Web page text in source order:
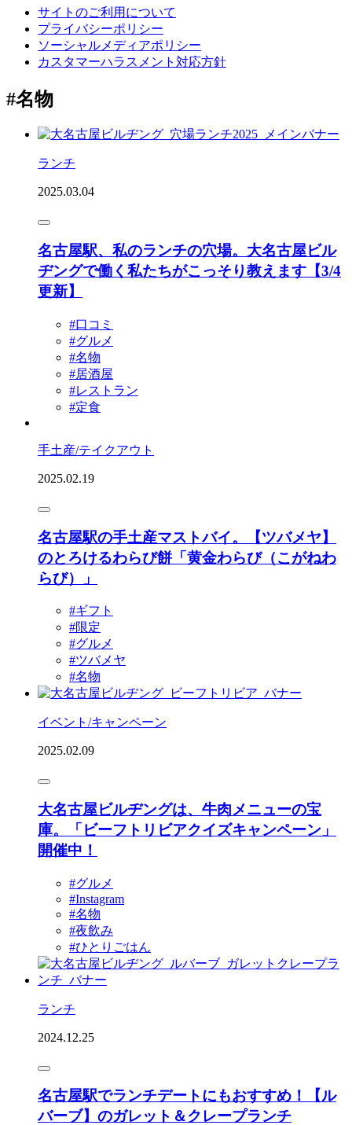
サイトのご利用について
プライバシーポリシー
ソーシャルメディアポリシー
カスタマーハラスメント対応方針
#名物
ランチ
2025.03.04
名古屋駅、私のランチの穴場。大名古屋ビル
ヂングで働く私たちがこっそり教えます【3/4
更新】
#口コミ
#グルメ
#名物
#居酒屋
#レストラン
#定食
手土産/テイクアウト
2025.02.19
名古屋駅の手土産マストバイ。【ツバメヤ】
のとろけるわらび餅「黄金わらび（こがねわ
らび）」
#ギフト
#限定
#グルメ
#ツバメヤ
#名物
イベント/キャンペーン
2025.02.09
大名古屋ビルヂングは、牛肉メニューの宝
庫。「ビーフトリビアクイズキャンペーン」
開催中！
#グルメ
#Instagram
#名物
#夜飲み
#ひとりごはん
ランチ
2024.12.25
名古屋駅でランチデートにもおすすめ！【ル
バーブ】のガレット＆クレープランチ